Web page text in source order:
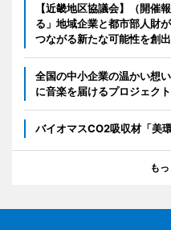
【近畿地区協議会】（開催
る」地域企業と都市部人財
つながる新たな可能性を創出
全国の中小企業の温かい想
に音楽を届けるプロジェク
バイオマスCO2吸収材「美
も